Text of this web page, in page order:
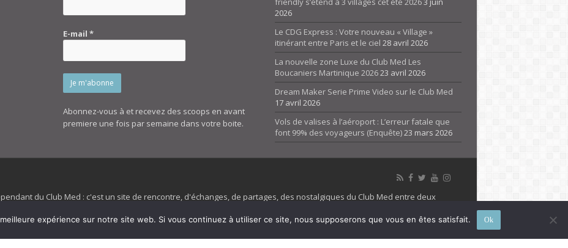
E-mail*
Abonnez-vous à et recevez des scoops en avant
premiere une fois par semaine dans votre boite.
2026
Le CDG Express : Votre nouveau « Village »
itinérant entre Paris et le ciel 28 avril 2026
La nouvelle zone Luxe du Club Med Les
Boucaniers Martinique 202623 avril 2026
Dream Maker Serie Prime Video sur le Club Med
17 avril 2026
Vols de valises à l’aéroport : L’erreur fatale que
font 99% des voyageurs (Enquête)23 mars 2026
du Club Med : c'est un site de rencontre, d'échanges, de partages, des nostalgiques du Club Med entre deux
Spirit 45 et son forum ne sont pas liés au ClubMed et la marque citée est la propriété de son détenteur respectif. Le site
Les images de fond de page de cette page d'accueil sont la propriétés de la marque Club Med, Tous droits réservés - 2026
expérience sur notre site web. Si vous continuez à utiliser ce site, nous supposerons que vous en êtes satisfait. Ok